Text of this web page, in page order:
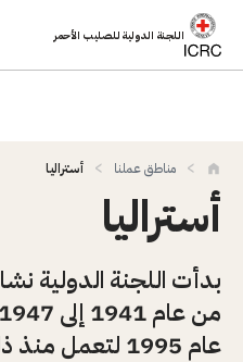
تجاوز إلى المحتوى الرئيسي
اللجنة الدولية للصليب الأحمر
مناطق عملنا أستراليا
أستراليا
بدأت اللجنة الدولية
عام 1995